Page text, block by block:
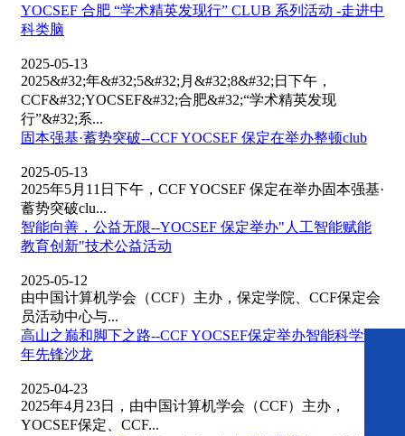
YOCSEF 合肥 “学术精英发现行” CLUB 系列活动 -走进中
科类脑
2025-05-13
2025&#32;年&#32;5&#32;月&#32;8&#32;日下午，
CCF&#32;YOCSEF&#32;合肥&#32;“学术精英发现
行”&#32;系...
固本强基·蓄势突破--CCF YOCSEF 保定在举办整顿club
2025-05-13
2025年5月11日下午，CCF YOCSEF 保定在举办固本强基·
蓄势突破clu...
智能向善，公益无限--YOCSEF 保定举办"人工智能赋能
教育创新"技术公益活动
2025-05-12
由中国计算机学会（CCF）主办，保定学院、CCF保定会
员活动中心与...
高山之巅和脚下之路--CCF YOCSEF保定举办智能科学青
年先锋沙龙
2025-04-23
2025年4月23日，由中国计算机学会（CCF）主办，
YOCSEF保定、CCF...